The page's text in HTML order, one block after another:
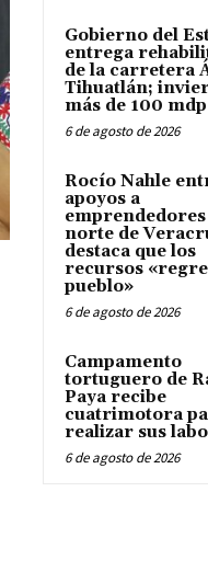
Gobierno del
entrega
de la carretera
Tihuatlán;
más de 100 mdp
6 de agosto de 2026
Rocío Nahle
apoyos a
norte de
destaca que los
recursos
pueblo»
6 de agosto de 2026
Campamento
tortuguero de
Paya recibe
cuatrimotora
realizar sus
6 de agosto de 2026